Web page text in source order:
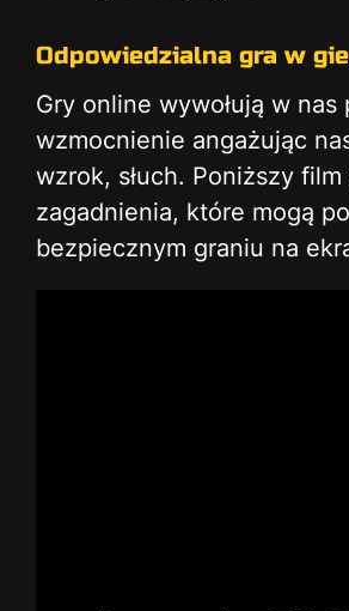
Odpowiedzialna gra w
Gry online wywołują w
wzmocnienie angażując
wzrok, słuch. Poniższy
zagadnienia, które mogą
bezpiecznym graniu na